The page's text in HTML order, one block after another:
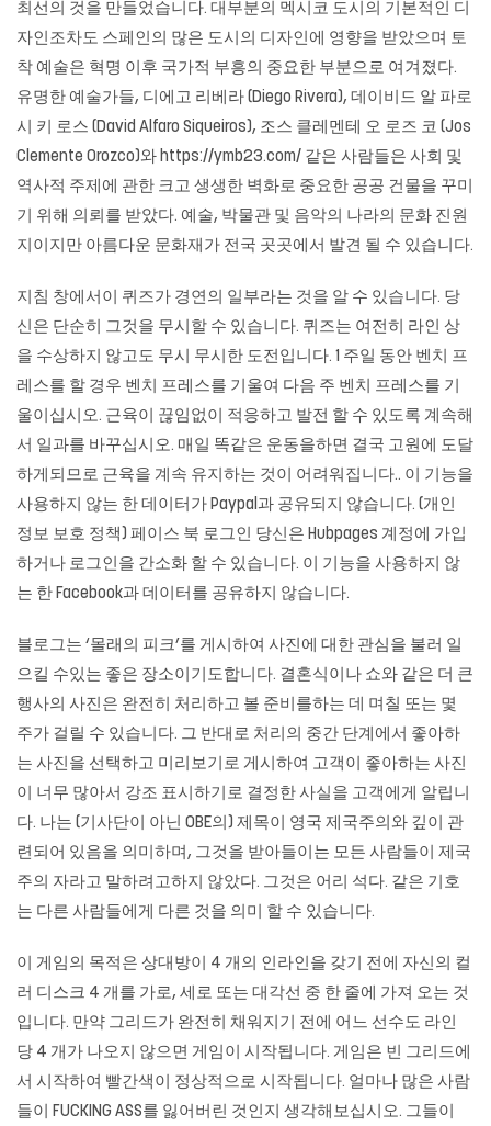
최선의 것을 만들었습니다. 대부분의 멕시코 도시의 기본적인 디
자인조차도 스페인의 많은 도시의 디자인에 영향을 받았으며 토
착 예술은 혁명 이후 국가적 부흥의 중요한 부분으로 여겨졌다.
유명한 예술가들, 디에고 리베라 (Diego Rivera), 데이비드 알 파로
시 키 로스 (David Alfaro Siqueiros), 조스 클레멘테 오 로즈 코 (Jos
Clemente Orozco)와 https://ymb23.com/ 같은 사람들은 사회 및
역사적 주제에 관한 크고 생생한 벽화로 중요한 공공 건물을 꾸미
기 위해 의뢰를 받았다. 예술, 박물관 및 음악의 나라의 문화 진원
지이지만 아름다운 문화재가 전국 곳곳에서 발견 될 수 있습니다.
지침 창에서이 퀴즈가 경연의 일부라는 것을 알 수 있습니다. 당
신은 단순히 그것을 무시할 수 있습니다. 퀴즈는 여전히 라인 상
을 수상하지 않고도 무시 무시한 도전입니다. 1 주일 동안 벤치 프
레스를 할 경우 벤치 프레스를 기울여 다음 주 벤치 프레스를 기
울이십시오. 근육이 끊임없이 적응하고 발전 할 수 있도록 계속해
서 일과를 바꾸십시오. 매일 똑같은 운동을하면 결국 고원에 도달
하게되므로 근육을 계속 유지하는 것이 어려워집니다.. 이 기능을
사용하지 않는 한 데이터가 Paypal과 공유되지 않습니다. (개인
정보 보호 정책) 페이스 북 로그인 당신은 Hubpages 계정에 가입
하거나 로그인을 간소화 할 수 있습니다. 이 기능을 사용하지 않
는 한 Facebook과 데이터를 공유하지 않습니다.
블로그는 ‘몰래의 피크’를 게시하여 사진에 대한 관심을 불러 일
으킬 수있는 좋은 장소이기도합니다. 결혼식이나 쇼와 같은 더 큰
행사의 사진은 완전히 처리하고 볼 준비를하는 데 며칠 또는 몇
주가 걸릴 수 있습니다. 그 반대로 처리의 중간 단계에서 좋아하
는 사진을 선택하고 미리보기로 게시하여 고객이 좋아하는 사진
이 너무 많아서 강조 표시하기로 결정한 사실을 고객에게 알립니
다. 나는 (기사단이 아닌 OBE의) 제목이 영국 제국주의와 깊이 관
련되어 있음을 의미하며, 그것을 받아들이는 모든 사람들이 제국
주의 자라고 말하려고하지 않았다. 그것은 어리 석다. 같은 기호
는 다른 사람들에게 다른 것을 의미 할 수 있습니다.
이 게임의 목적은 상대방이 4 개의 인라인을 갖기 전에 자신의 컬
러 디스크 4 개를 가로, 세로 또는 대각선 중 한 줄에 가져 오는 것
입니다. 만약 그리드가 완전히 채워지기 전에 어느 선수도 라인
당 4 개가 나오지 않으면 게임이 시작됩니다. 게임은 빈 그리드에
서 시작하여 빨간색이 정상적으로 시작됩니다. 얼마나 많은 사람
들이 FUCKING ASS를 잃어버린 것인지 생각해보십시오. 그들이